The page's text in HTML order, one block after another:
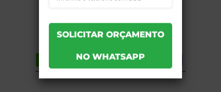
Lista de desejos Compartilhar